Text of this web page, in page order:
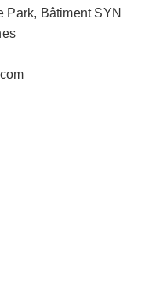
Park, Bâtiment SYN